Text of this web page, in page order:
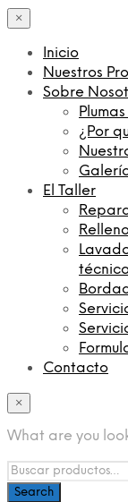
×
Inicio
Nuestros
Sobre
¿Por
El Taller
Contacto
×
What are you